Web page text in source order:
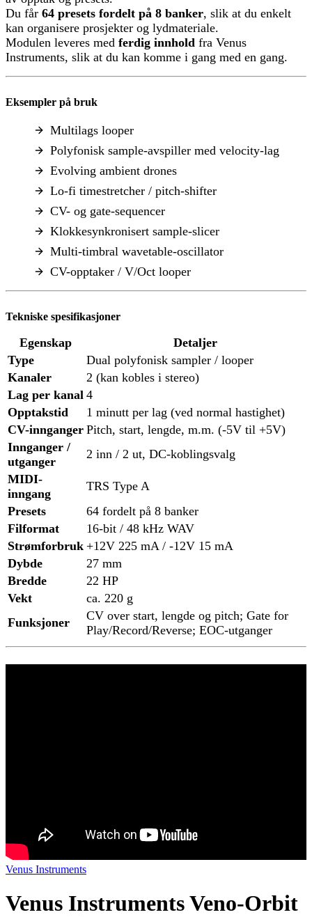
Du får 64 presets fordelt på 8 banker, slik at du enkelt
kan organisere prosjekter og lydmateriale.
Modulen leveres med ferdig innhold fra Venus
Instruments, slik at du kan komme i gang med en gang.
Eksempler på bruk
Multilags looper
Polyfonisk sample-avspiller med velocity-lag
Evolving ambient drones
Lo-fi timestretcher / pitch-shifter
CV- og gate-sequencer
Klokkesynkronisert sample-slicer
Multi-timbral wavetable-oscillator
CV-opptaker / V/Oct looper
Tekniske spesifikasjoner
Egenskap
Detaljer
Type
Dual polyfonisk sampler / looper
Kanaler
2 (kan kobles i stereo)
Lag per kanal 4
Opptakstid
1 minutt per lag (ved normal hastighet)
CV-innganger Pitch, start, lengde, m.m. (-5V til +5V)
Innganger /
utganger
2 inn / 2 ut, DC-koblingsvalg
MIDI-
inngang
TRS Type A
Presets
64 fordelt på 8 banker
Filformat
16-bit / 48 kHz WAV
Strømforbruk +12V 225 mA / -12V 15 mA
Dybde
27 mm
Bredde
22 HP
Vekt
ca. 220 g
Funksjoner
CV over start, lengde og pitch; Gate for
Play/Record/Reverse; EOC-utganger
Venus Instruments
Venus Instruments Veno-Orbit